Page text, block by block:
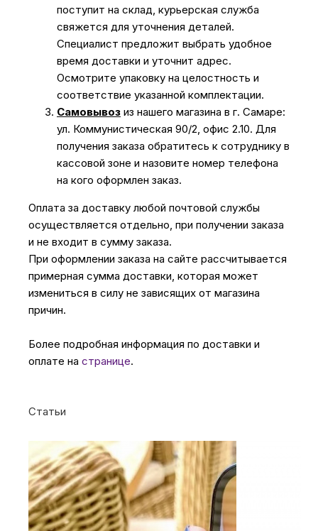
поступит на склад, курьерская служба
свяжется для уточнения деталей.
Специалист предложит выбрать удобное
время доставки и уточнит адрес.
Осмотрите упаковку на целостность и
соответствие указанной комплектации.
Самовывоз из нашего магазина в г. Самаре:
ул. Коммунистическая 90/2, офис 2.10. Для
получения заказа обратитесь к сотруднику в
кассовой зоне и назовите номер телефона
на кого оформлен заказ.
Оплата за доставку любой почтовой службы
осуществляется отдельно, при получении заказа
и не входит в сумму заказа.
При оформлении заказа на сайте рассчитывается
примерная сумма доставки, которая может
измениться в силу не зависящих от магазина
причин.
Более подробная информация по доставки и
оплате на странице.
Статьи